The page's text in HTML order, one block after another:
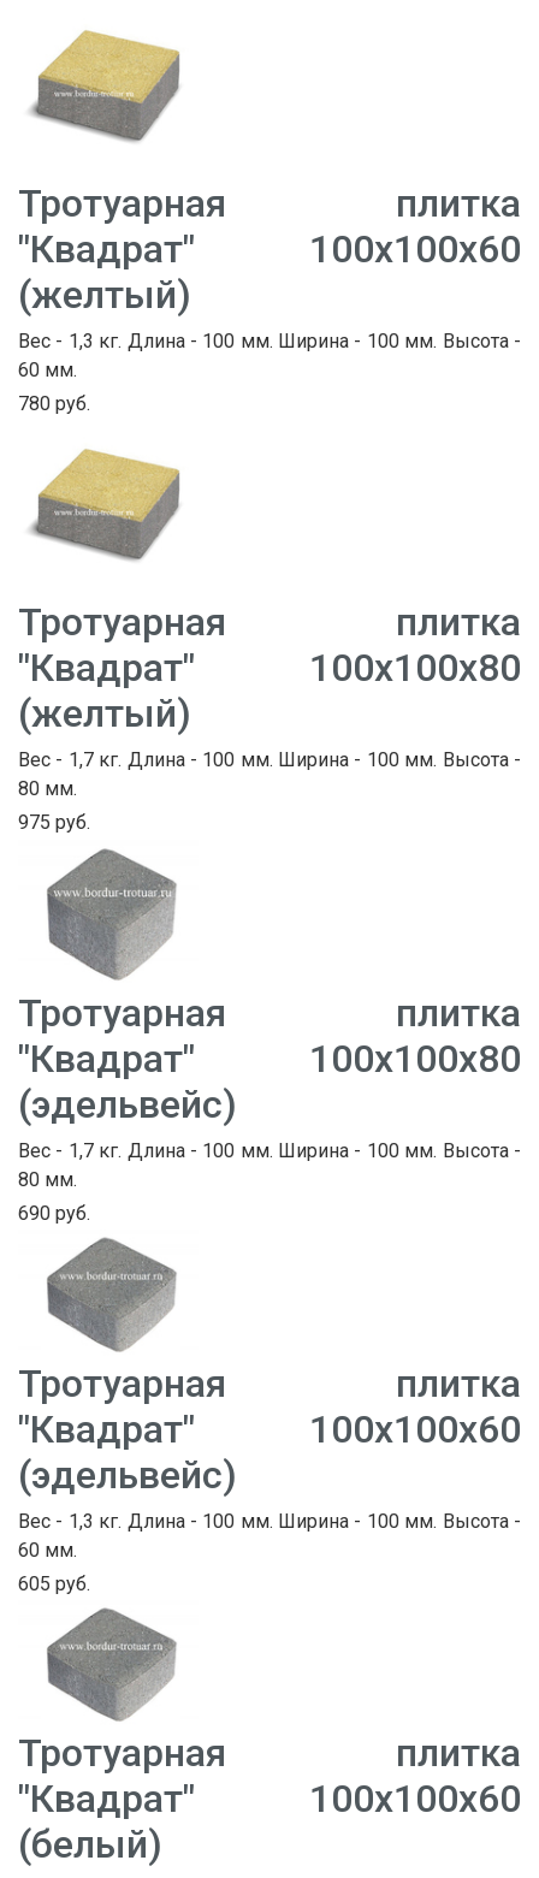
Тротуарная плитка
"Квадрат" 100х100х60
(желтый)
Вес - 1,3 кг. Длина - 100 мм. Ширина - 100 мм. Высота -
60 мм.
780 руб.
Тротуарная плитка
"Квадрат" 100х100х80
(желтый)
Вес - 1,7 кг. Длина - 100 мм. Ширина - 100 мм. Высота -
80 мм.
975 руб.
Тротуарная плитка
"Квадрат" 100х100х80
(эдельвейс)
Вес - 1,7 кг. Длина - 100 мм. Ширина - 100 мм. Высота -
80 мм.
690 руб.
Тротуарная плитка
"Квадрат" 100х100х60
(эдельвейс)
Вес - 1,3 кг. Длина - 100 мм. Ширина - 100 мм. Высота -
60 мм.
605 руб.
Тротуарная плитка
"Квадрат" 100х100х60
(белый)